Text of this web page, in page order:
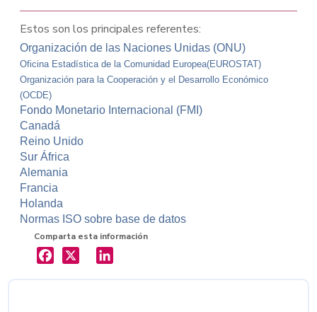
Estos son los principales referentes:
Organización de las Naciones Unidas (ONU)
Oficina Estadística de la Comunidad Europea(EUROSTAT)
Organización para la Cooperación y el Desarrollo Económico
(OCDE)
Fondo Monetario Internacional (FMI)
Canadá
Reino Unido
Sur África
Alemania
Francia
Holanda
Normas ISO sobre base de datos
Comparta esta información
X LinkedIn